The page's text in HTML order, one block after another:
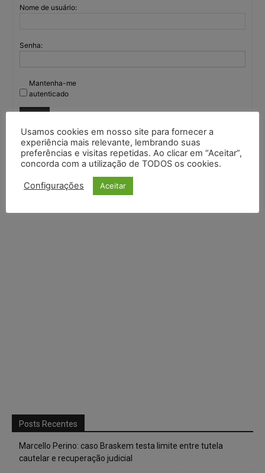
Nome de usuário:
Senha:
Mantenha-me
autenticado
Continuar comGoogle
Continuar comX
Posts Recentes
Marcello Perino: caso Braskem testa limite entre tutela
cautelar e recuperação judicial
Usamos cookies em nosso site para fornecer a
experiência mais relevante, lembrando suas
preferências e visitas repetidas. Ao clicar em “Aceitar”,
concorda com a utilização de TODOS os cookies.
Configurações Aceitar